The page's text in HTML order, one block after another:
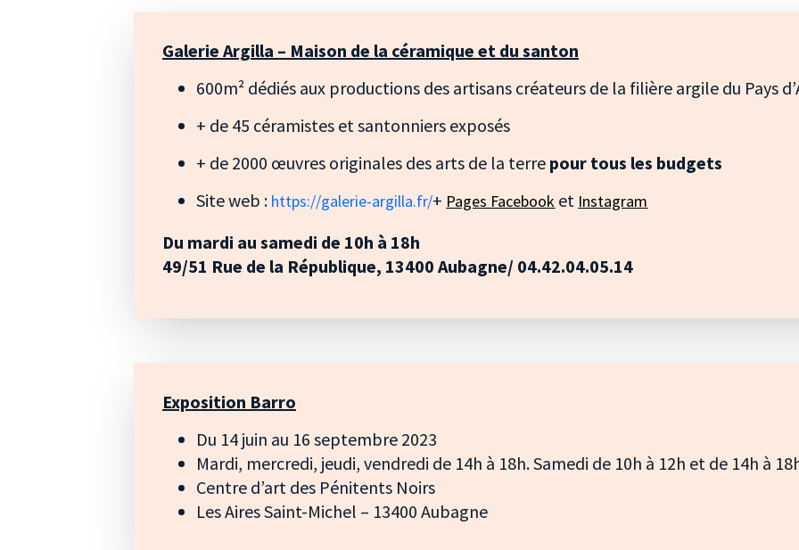
Galerie Argilla – Maison de la céramique et du santon
600m² dédiés aux productions des artisans créateurs de la filière argile du Pays
+ de 45 céramistes et santonniers exposés
+ de 2000 œuvres originales des arts de la terre pour tous les budgets
Site web : https://galerie-argilla.fr/+ Pages Facebook et Instagram
Du mardi au samedi de 10h à 18h
49/51 Rue de la République, 13400 Aubagne/ 04.42.04.05.14
Exposition Barro
Du 14 juin au 16 septembre 2023
Mardi, mercredi, jeudi, vendredi de 14h à 18h. Samedi de 10h à 12h et de 14h à
Centre d’art des Pénitents Noirs
Les Aires Saint-Michel – 13400 Aubagne